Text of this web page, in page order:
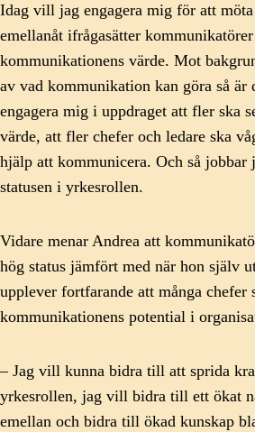
Idag vill jag engagera mig för att
emellanåt ifrågasätter
kommunikationens värde. Mot
av vad kommunikation kan göra så är
engagera mig i uppdraget att fler ska
värde, att fler chefer och ledare ska
hjälp att kommunicera. Och så jobbar
statusen i yrkesrollen.
Vidare menar Andrea att
hög status jämfört med när hon själv
upplever fortfarande att många chefer
kommunikationens potential i
– Jag vill kunna bidra till att sprida
yrkesrollen, jag vill bidra till ett ökat
emellan och bidra till ökad kunskap